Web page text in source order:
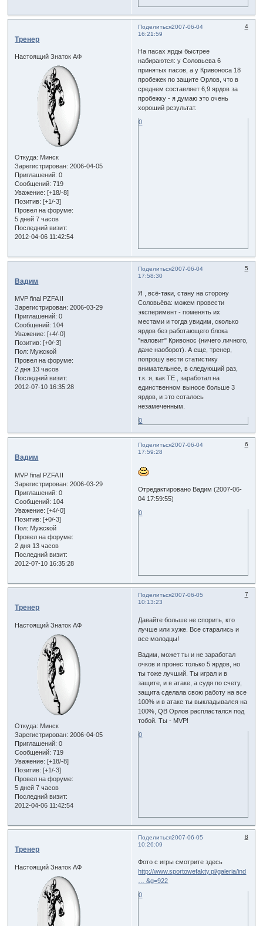
Поделиться 4
2007-06-04
16:21:59
Тренер
Настоящий Знаток АФ
Откуда: Минск
Зарегистрирован: 2006-04-05
Приглашений: 0
Сообщений: 719
Уважение: [+18/-8]
Позитив: [+1/-3]
Провел на форуме:
5 дней 7 часов
Последний визит:
2012-04-06 11:42:54
На пасах ярды быстрее
набираются: у Соловьева 6
принятых пасов, а у Кривоноса 18
пробежек по защите Орлов, что в
среднем составляет 6,9 ярдов за
пробежку - я думаю это очень
хороший результат.
0
Поделиться 5
2007-06-04
17:58:30
Вадим
MVP final PZFA II
Зарегистрирован: 2006-03-29
Приглашений: 0
Сообщений: 104
Уважение: [+4/-0]
Позитив: [+0/-3]
Пол: Мужской
Провел на форуме:
2 дня 13 часов
Последний визит:
2012-07-10 16:35:28
Я , всё-таки, стану на сторону
Соловьёва: можем провести
эксперимент - поменять их
местами и тогда увидим, сколько
ярдов без работающего блока
"наловит" Кривонос (ничего личного,
даже наоборот). А еще, тренер,
попрошу вести статистику
внимательнее, в следующий раз,
т.к. я, как TE , заработал на
единственном выносе больше 3
ярдов, и это соталось
незамеченным.
0
Поделиться 6
2007-06-04
17:59:28
Вадим
MVP final PZFA II
Зарегистрирован: 2006-03-29
Приглашений: 0
Сообщений: 104
Уважение: [+4/-0]
Позитив: [+0/-3]
Пол: Мужской
Провел на форуме:
2 дня 13 часов
Последний визит:
2012-07-10 16:35:28
Отредактировано Вадим (2007-06-
04 17:59:55)
0
Поделиться 7
2007-06-05
10:13:23
Тренер
Настоящий Знаток АФ
Откуда: Минск
Зарегистрирован: 2006-04-05
Приглашений: 0
Сообщений: 719
Уважение: [+18/-8]
Позитив: [+1/-3]
Провел на форуме:
5 дней 7 часов
Последний визит:
2012-04-06 11:42:54
Давайте больше не спорить, кто
лучше или хуже. Все старались и
все молодцы!
Вадим, может ты и не заработал
очков и пронес только 5 ярдов, но
ты тоже лучший. Ты играл и в
защите, и в атаке, а судя по счету,
защита сделала свою работу на все
100% и в атаке ты выкладывался на
100%, QB Орлов распластался под
тобой. Ты - MVP!
0
Поделиться 8
2007-06-05
10:26:09
Тренер
Настоящий Знаток АФ
Фото с игры смотрите здесь
http://www.sportowefakty.pl/galeria/ind
… &g=922
0